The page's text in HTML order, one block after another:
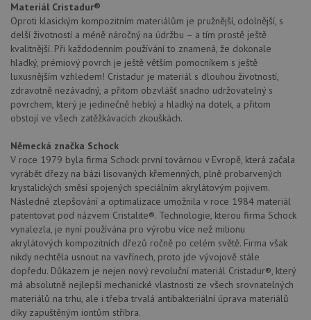
Materiál Cristadur®
Oproti klasickým kompozitním materiálům je pružnější, odolnější, s
delší životností a méně náročný na údržbu – a tím prostě ještě
kvalitnější. Při každodenním používání to znamená, že dokonale
hladký, prémiový povrch je ještě větším pomocníkem s ještě
luxusnějším vzhledem! Cristadur je materiál s dlouhou životností,
zdravotně nezávadný, a přitom obzvlášť snadno udržovatelný s
povrchem, který je jedinečně hebký a hladký na dotek, a přitom
obstojí ve všech zatěžkávacích zkouškách.
Německá značka Schock
V roce 1979 byla firma Schock první továrnou v Evropě, která začala
vyrábět dřezy na bázi lisovaných křemenných, plně probarvených
krystalických směsí spojených speciálním akrylátovým pojivem.
Následné zlepšování a optimalizace umožnila v roce 1984 materiál
patentovat pod názvem Cristalite®. Technologie, kterou firma Schock
vynalezla, je nyní používána pro výrobu více než milionu
akrylátových kompozitních dřezů ročně po celém světě. Firma však
nikdy nechtěla usnout na vavřínech, proto jde vývojově stále
dopředu. Důkazem je nejen nový revoluční materiál Cristadur®, který
má absolutně nejlepší mechanické vlastnosti ze všech srovnatelných
materiálů na trhu, ale i třeba trvalá antibakteriální úprava materiálů
díky zapuštěným iontům stříbra.